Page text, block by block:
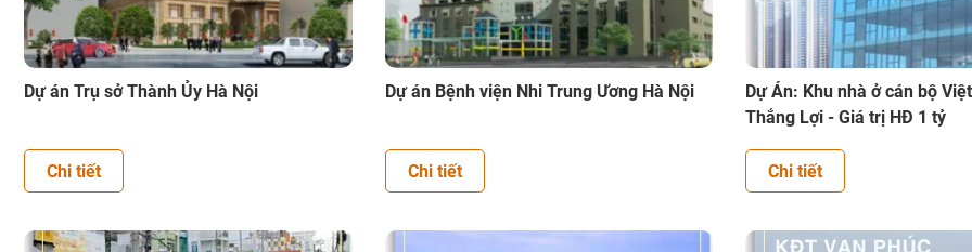
Dự án Trụ sở Thành Ủy Hà Nội
Chi tiết
Dự án Bệnh viện Nhi Trung Ương Hà Nội
Chi tiết
Dự Án: Khu nhà ở cán bộ
Thắng Lợi - Giá trị HĐ 1 tỷ
Chi tiết